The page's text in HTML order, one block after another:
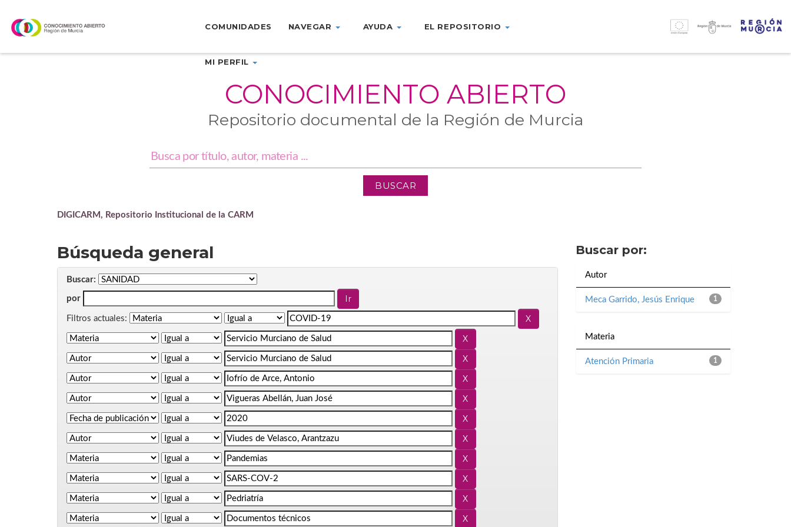
navigation
COMUNIDADES NAVEGAR AYUDA EL REPOSITORIO
MI PERFIL
CONOCIMIENTO ABIERTO
Repositorio documental de la Región de Murcia
DIGICARM, Repositorio Institucional de la CARM
Búsqueda general
Buscar:
por
Filtros actuales:
Buscar por:
Autor
1
Meca Garrido, Jesús Enrique
Materia
1
Atención Primaria